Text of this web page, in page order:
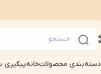
دسته‌بندی محصولاتخانهپیگیری